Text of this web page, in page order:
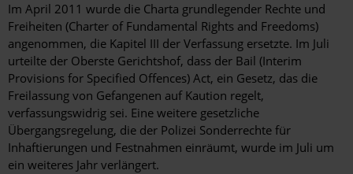
Im April 2011 wurde die Charta grundlegender Rechte und
Freiheiten (Charter of Fundamental Rights and Freedoms)
angenommen, die Kapitel III der Verfassung ersetzte. Im Juli
urteilte der Oberste Gerichtshof, dass der Bail (Interim
Provisions for Specified Offences) Act, ein Gesetz, das die
Freilassung von Gefangenen auf Kaution regelt,
verfassungswidrig sei. Eine weitere gesetzliche
Übergangsregelung, die der Polizei Sonderrechte für
Inhaftierungen und Festnahmen einräumt, wurde im Juli um
ein weiteres Jahr verlängert.